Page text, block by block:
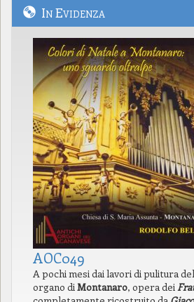
In Evidenza
AOC049
A pochi mesi dai lavori di pulitura
organo diMontanaro, opera dei